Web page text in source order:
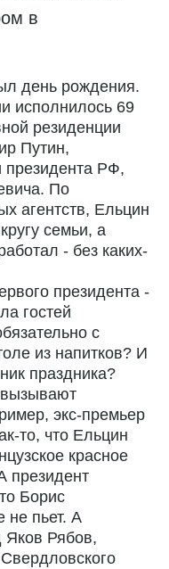
в
день рождения.
исполнилось 69
резиденции
Путин,
президента РФ,
По
агентств, Ельцин
семьи, а
- без каких-
президента -
гостей
с
из напитков? И
праздника?
экс-премьер
то, что Ельцин
красное
президент
Борис
не пьет. А
Яков Рябов,